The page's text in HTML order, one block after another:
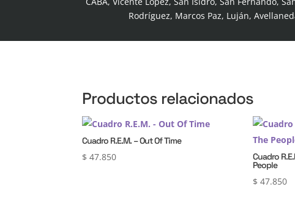
Rodríguez, Marcos Paz, Luján,
Productos relacionados
Cuadro R.E.M. – Out Of Time
$ 47.850 Cuadro
People
$ 47.850